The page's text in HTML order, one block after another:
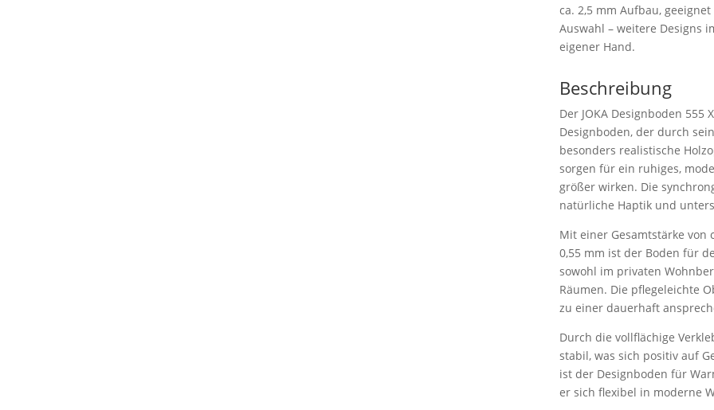
ca. 2,5 mm Aufbau,
Auswahl – weitere Designs
eigener Hand.
Beschreibung
Der JOKA Designboden 555
Designboden, der durch
besonders realistische
sorgen für ein ruhiges,
größer wirken. Die
natürliche Haptik und
Mit einer Gesamtstärke von
0,55 mm ist der Boden für
sowohl im privaten
Räumen. Die pflegeleichte
zu einer dauerhaft
Durch die vollflächige
stabil, was sich positiv auf
ist der Designboden für
er sich flexibel in moderne